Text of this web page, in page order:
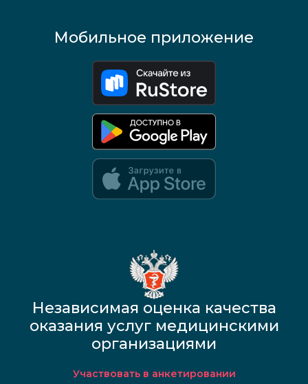
Мобильное приложение
Независимая оценка качества
оказания услуг медицинскими
организациями
Участвовать в анкетировании